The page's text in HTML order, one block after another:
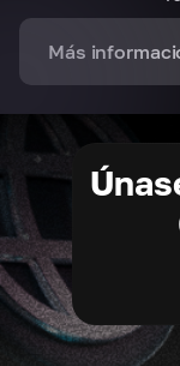
Más